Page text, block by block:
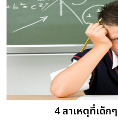
4 สาเหตุที่เด็ก